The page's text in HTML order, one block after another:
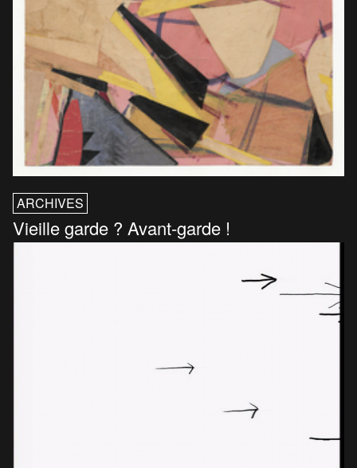
ARCHIVES
Vieille garde ? Avant-garde !